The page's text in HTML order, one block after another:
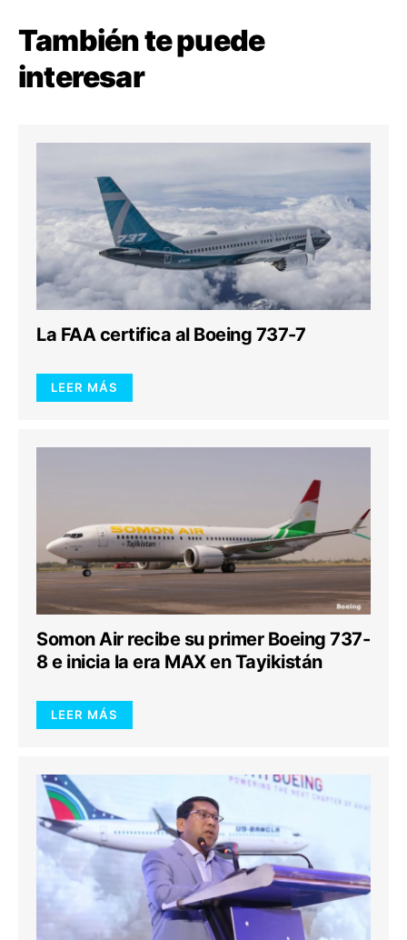
También te puede
interesar
La FAA certifica al Boeing 737-7
LEER MÁS
Somon Air recibe su primer Boeing 737-
8 e inicia la era MAX en Tayikistán
LEER MÁS